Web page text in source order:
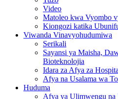
Video
Matoleo kwa Vyombo
Kiongozi katika
Viwanda Vinavyohudumiwa
Serikali
Sayansi ya Maisha,
Bioteknolojia
Idara za Afya za
Afya na Usalama wa
Huduma
Afya ya Ulimwengu